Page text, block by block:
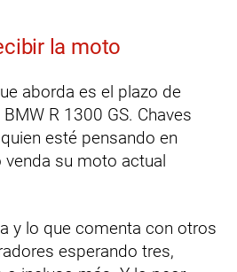
la moto
aborda es el plazo de
R 1300 GS. Chaves
esté pensando en
su moto actual
y lo que comenta con otros
esperando tres,